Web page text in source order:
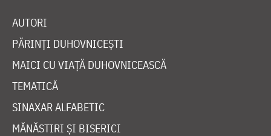
AUTORI
PĂRINȚI DUHOVNICEȘTI
MAICI CU VIAȚĂ DUHOVNICEASCĂ
TEMATICĂ
SINAXAR ALFABETIC
MĂNĂSTIRI ȘI BISERICI